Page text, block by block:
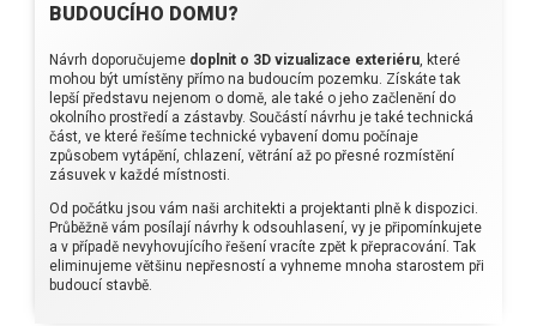
BUDOUCÍHO DOMU?
Návrh doporučujeme doplnit o 3D vizualizace exteriéru, které
mohou být umístěny přímo na budoucím pozemku. Získáte tak
lepší představu nejenom o domě, ale také o jeho začlenění do
okolního prostředí a zástavby. Součástí návrhu je také technická
část, ve které řešíme technické vybavení domu počínaje
způsobem vytápění, chlazení, větrání až po přesné rozmístění
zásuvek v každé místnosti.
Od počátku jsou vám naši architekti a projektanti plně k dispozici.
Průběžně vám posílají návrhy k odsouhlasení, vy je připomínkujete
a v případě nevyhovujícího řešení vracíte zpět k přepracování. Tak
eliminujeme většinu nepřesností a vyhneme mnoha starostem při
budoucí stavbě.